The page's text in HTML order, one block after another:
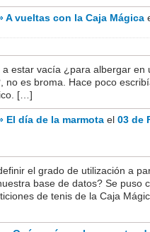
A vueltas con la Caja Mágica
estar vacía ¿para albergar en
no es broma. Hace poco
[…]
El día de la marmota el 03 de
el grado de utilización a
base de datos? Se puso
de tenis de la Caja